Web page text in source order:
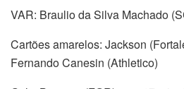
VAR: Braulio da Silva Machado
Cartões amarelos: Jackson
Fernando Canesin (Athletico)